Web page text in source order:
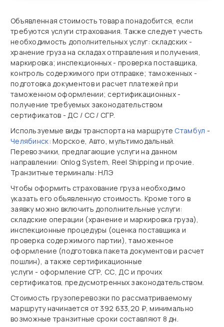
Объявленная стоимость товара понадобится, если
требуются услуги страхования. Также следует учесть
необходимость дополнительных услуг: складских -
хранение груза на складах отправления и получения,
маркировка; инспекционных - проверка поставщика,
контроль содержимого при отправке; таможенных -
подготовка документов и расчет платежей при
таможенном оформлении; сертификационных -
получение требуемых законодательством
сертификатов - ДС / СС / СГР.
Используемые виды транспорта на маршруте Стамбул -
Челябинск: Морское, Авто, мультимодальный.
Перевозчики, предлагающие услуги на данном
направлении: Onlog System, Reel Shipping и прочие.
Транзитные терминалы: НЛЭ
Чтобы оформить страхование груза необходимо
указать его объявленную стоимость. Кроме того в
заявку можно включить дополнительные услуги:
складские операции (хранение и маркировка груза),
инспекционные процедуры (оценка поставщика и
проверка содержимого партии), таможенное
оформление (подготовка пакета документов и расчет
пошлин), а также сертификационные
услуги - оформление СГР, СС, ДС и прочих
сертификатов, предусмотренных законодательством.
Стоимость грузоперевозки по рассматриваемому
маршруту начинается от 392 633,20 ₽, минимально
возможные транзитные сроки составляют 8 дн.